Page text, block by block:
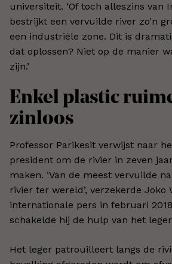
universiteit. ‘Of toch alleszins van
bestrijkt een vervuilde river zo’n
een industriële zone. Dit is
dat oplossen? Niet op de manier
zijn.’
Enkel plastic
zinloos
Professor Parikesit verwijst naar
president om de rivier in zeven
maken. ‘Van de meest vervuilde
rivier ter wereld’, verzekerde Joko
internationale pers in februari
schakelde hij de hulp van het
Het leger patrouilleert langs de